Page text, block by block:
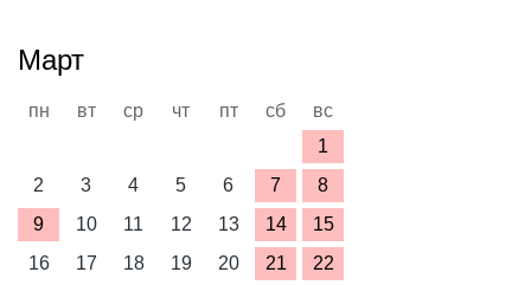
Март
пн вт ср чт пт сб
вс
1
2
3 4 5 6 7
8
9
10 11 12 13 14
15
16
17 18 19 20 21
22